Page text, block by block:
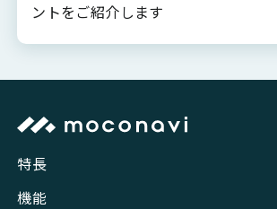
ントをご紹介します
特長
機能